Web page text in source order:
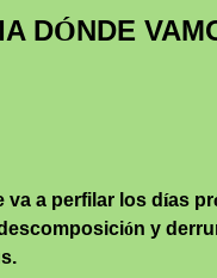
DÓNDE
va a perfilar los días pr
ón y
.